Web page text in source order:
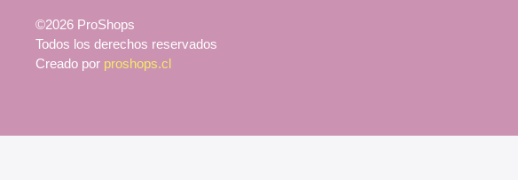
©2026 ProShops
Todos los derechos reservados
Creado por proshops.cl